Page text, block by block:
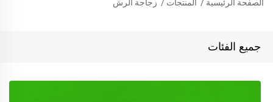
الصفحة الرئيسية / المنتجات / زجاجة الرش
جميع الفئات